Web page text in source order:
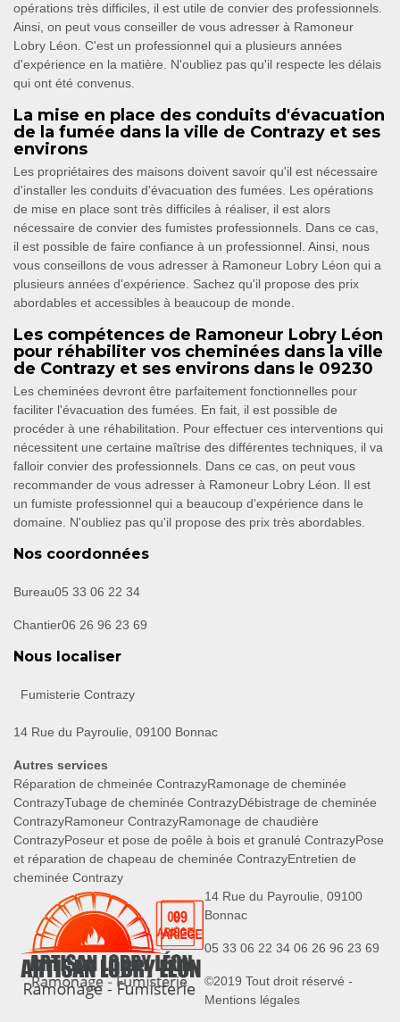
opérations très difficiles, il est utile de convier des professionnels.
Ainsi, on peut vous conseiller de vous adresser à Ramoneur
Lobry Léon. C'est un professionnel qui a plusieurs années
d'expérience en la matière. N'oubliez pas qu'il respecte les délais
qui ont été convenus.
La mise en place des conduits d'évacuation
de la fumée dans la ville de Contrazy et ses
environs
Les propriétaires des maisons doivent savoir qu'il est nécessaire
d'installer les conduits d'évacuation des fumées. Les opérations
de mise en place sont très difficiles à réaliser, il est alors
nécessaire de convier des fumistes professionnels. Dans ce cas,
il est possible de faire confiance à un professionnel. Ainsi, nous
vous conseillons de vous adresser à Ramoneur Lobry Léon qui a
plusieurs années d'expérience. Sachez qu'il propose des prix
abordables et accessibles à beaucoup de monde.
Les compétences de Ramoneur Lobry Léon
pour réhabiliter vos cheminées dans la ville
de Contrazy et ses environs dans le 09230
Les cheminées devront être parfaitement fonctionnelles pour
faciliter l'évacuation des fumées. En fait, il est possible de
procéder à une réhabilitation. Pour effectuer ces interventions qui
nécessitent une certaine maîtrise des différentes techniques, il va
falloir convier des professionnels. Dans ce cas, on peut vous
recommander de vous adresser à Ramoneur Lobry Léon. Il est
un fumiste professionnel qui a beaucoup d'expérience dans le
domaine. N'oubliez pas qu'il propose des prix très abordables.
Nos coordonnées
Bureau05 33 06 22 34
Chantier06 26 96 23 69
Nous localiser
Fumisterie Contrazy
14 Rue du Payroulie, 09100 Bonnac
Autres services
Réparation de chmeinée ContrazyRamonage de cheminée
ContrazyTubage de cheminée ContrazyDébistrage de cheminée
ContrazyRamoneur ContrazyRamonage de chaudière
ContrazyPoseur et pose de poêle à bois et granulé ContrazyPose
et réparation de chapeau de cheminée ContrazyEntretien de
cheminée Contrazy
14 Rue du Payroulie, 09100
Bonnac
05 33 06 22 34 06 26 96 23 69
©2019 Tout droit réservé -
Mentions légales